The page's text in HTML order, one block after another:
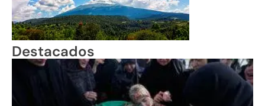
Destacados